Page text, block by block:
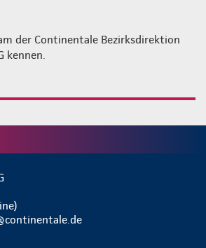
der Continentale Bezirksdirektion
kennen.